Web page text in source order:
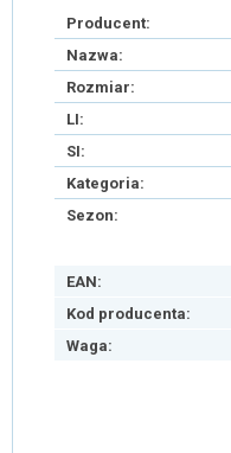
Producent:
Nazwa:
Rozmiar:
LI:
SI:
Kategoria:
Sezon:
EAN:
Kod producenta:
Waga: